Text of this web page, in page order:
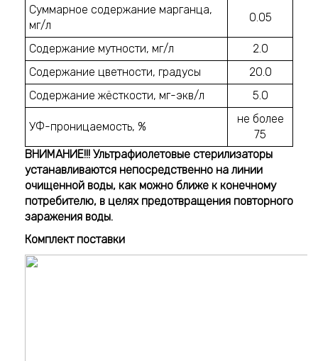
Суммарное содержание марганца,
мг/л
0.05
Содержание мутности, мг/л
2.0
Содержание цветности, градусы
20.0
Содержание жёсткости, мг-экв/л
5.0
УФ-проницаемость, %
не более
75
ВНИМАНИЕ!!! Ультрафиолетовые стерилизаторы
устанавливаются непосредственно на линии
очищенной воды, как можно ближе к конечному
потребителю, в целях предотвращения повторного
заражения воды.
Комплект поставки